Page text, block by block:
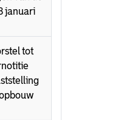
januari
tot